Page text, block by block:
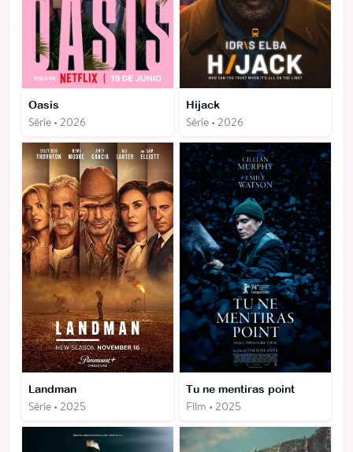
Oasis
Série • 2026
Hijack
Série • 2026
Landman
Série • 2025
Tu ne mentiras point
Film • 2025